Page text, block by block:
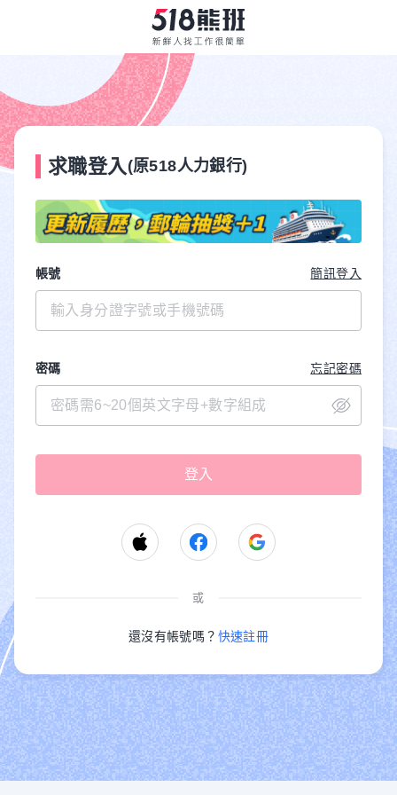
求職登入 (原518人力銀行)
帳號 簡訊登入
密碼 忘記密碼
或
還沒有帳號嗎？ 快速註冊